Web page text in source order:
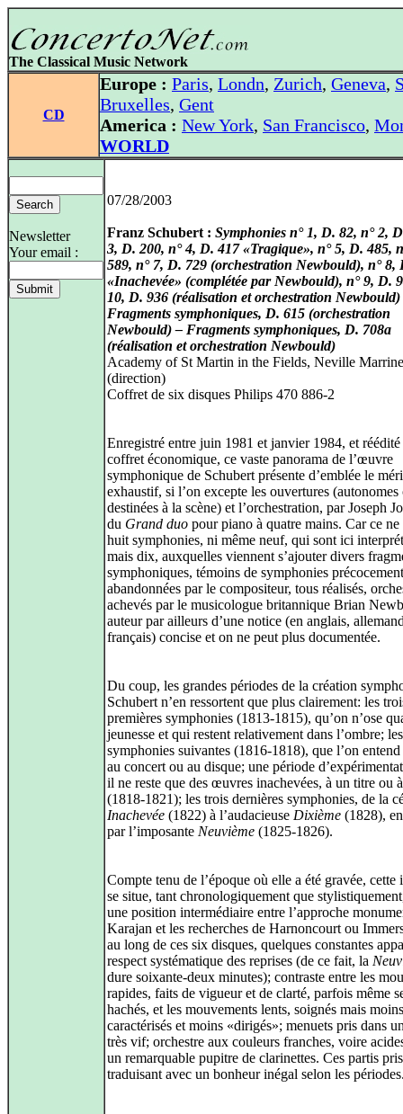
The Classical Music Network
CD
Europe : Paris, Londn, Zurich, Geneva,
Bruxelles, Gent
America : New York, San Francisco,
WORLD
Newsletter
Your email :
07/28/2003
Franz Schubert : Symphonies n° 1, D. 82, n° 2,
3, D. 200, n° 4, D. 417 «Tragique», n° 5, D. 485,
589, n° 7, D. 729 (orchestration Newbould), n° 8,
«Inachevée» (complétée par Newbould), n° 9, D.
10, D. 936 (réalisation et orchestration Newbould)
Fragments symphoniques, D. 615 (orchestration
Newbould) – Fragments symphoniques, D. 708a
(réalisation et orchestration Newbould)
Academy of St Martin in the Fields, Neville
(direction)
Coffret de six disques Philips 470 886-2
Enregistré entre juin 1981 et janvier 1984, et
coffret économique, ce vaste panorama de l’œuvre
symphonique de Schubert présente d’emblée le
exhaustif, si l’on excepte les ouvertures (autonomes
destinées à la scène) et l’orchestration, par Joseph
du Grand duo pour piano à quatre mains. Car ce ne
huit symphonies, ni même neuf, qui sont ici
mais dix, auxquelles viennent s’ajouter divers
symphoniques, témoins de symphonies précocement
abandonnées par le compositeur, tous réalisés,
achevés par le musicologue britannique Brian
auteur par ailleurs d’une notice (en anglais,
français) concise et on ne peut plus documentée.
Du coup, les grandes périodes de la création
Schubert n’en ressortent que plus clairement: les
premières symphonies (1813-1815), qu’on n’ose
jeunesse et qui restent relativement dans l’ombre;
symphonies suivantes (1816-1818), que l’on
au concert ou au disque; une période
il ne reste que des œuvres inachevées, à un titre ou
(1818-1821); les trois dernières symphonies, de la
Inachevée (1822) à l’audacieuse Dixième (1828),
par l’imposante Neuvième (1825-1826).
Compte tenu de l’époque où elle a été gravée, cette
se situe, tant chronologiquement que
une position intermédiaire entre l’approche
Karajan et les recherches de Harnoncourt ou
au long de ces six disques, quelques constantes
respect systématique des reprises (de ce fait, la
dure soixante-deux minutes); contraste entre les
rapides, faits de vigueur et de clarté, parfois même
hachés, et les mouvements lents, soignés mais moins
caractérisés et moins «dirigés»; menuets pris dans
très vif; orchestre aux couleurs franches, voire
un remarquable pupitre de clarinettes. Ces partis
traduisant avec un bonheur inégal selon les